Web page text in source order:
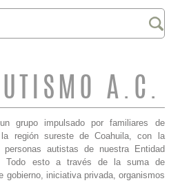
DE
A.C.
grupo impulsado por familiares de
región sureste de Coahuila, con la
autistas de nuestra Entidad
Todo esto a través de la suma de
gobierno, iniciativa privada, organismos